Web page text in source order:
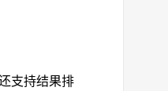
支持结果排